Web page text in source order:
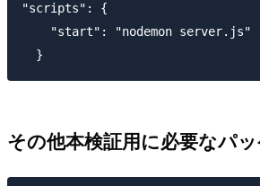
"scripts": {
    "start": "nodemon server.js"
その他本検証用に必要なパ